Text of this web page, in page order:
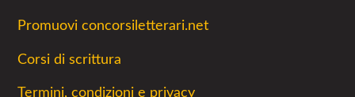
Promuovi concorsiletterari.net
Corsi di scrittura
Termini, condizioni e privacy